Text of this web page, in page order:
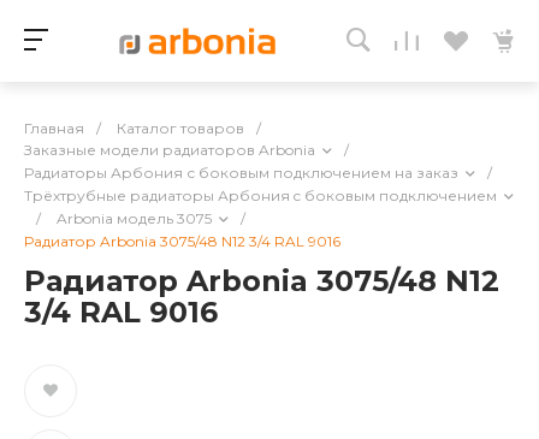
Главная / Каталог товаров
/
Заказные модели радиаторов Arbonia
/
Радиаторы Арбония с боковым подключением на заказ
/
Трёхтрубные радиаторы Арбония c боковым подключением
/
Arbonia модель 3075
/
Радиатор Arbonia 3075/48 N12 3/4 RAL 9016
Радиатор Arbonia 3075/48 N12
3/4 RAL 9016